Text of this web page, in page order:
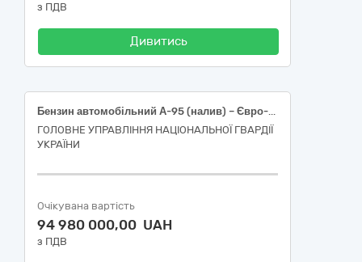
з ПДВ
Дивитись
Бензин автомобільний А-95 (налив) – Євро-5 – Е5 (Е0, Е7, Е10)
ГОЛОВНЕ УПРАВЛІННЯ НАЦІОНАЛЬНОЇ ГВАРДІЇ
УКРАЇНИ
Очікувана вартість
94 980 000,00 UAH
з ПДВ